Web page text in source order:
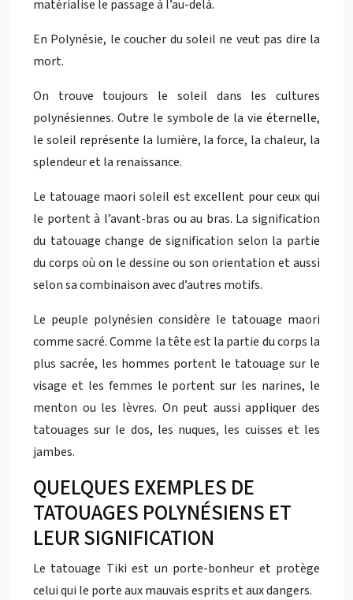
matérialise le passage à l’au-delà.
En Polynésie, le coucher du soleil ne veut pas dire la
mort.
On trouve toujours le soleil dans les cultures
polynésiennes. Outre le symbole de la vie éternelle,
le soleil représente la lumière, la force, la chaleur, la
splendeur et la renaissance.
Le tatouage maori soleil est excellent pour ceux qui
le portent à l’avant-bras ou au bras. La signification
du tatouage change de signification selon la partie
du corps où on le dessine ou son orientation et aussi
selon sa combinaison avec d’autres motifs.
Le peuple polynésien considère le tatouage maori
comme sacré. Comme la tête est la partie du corps la
plus sacrée, les hommes portent le tatouage sur le
visage et les femmes le portent sur les narines, le
menton ou les lèvres. On peut aussi appliquer des
tatouages sur le dos, les nuques, les cuisses et les
jambes.
QUELQUES EXEMPLES DE
TATOUAGES POLYNÉSIENS ET
LEUR SIGNIFICATION
Le tatouage Tiki est un porte-bonheur et protège
celui qui le porte aux mauvais esprits et aux dangers.